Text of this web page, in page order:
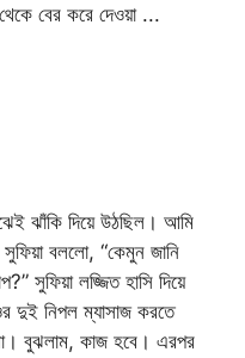
থেকে বের করে দেওয়া ...
ঝাঁকি দিয়ে উঠছিল। আমি
বললো, “কেমুন জানি
সুফিয়া লজ্জিত হাসি দিয়ে
দুই নিপল ম্যাসাজ করতে
বুঝলাম, কাজ হবে। এরপর